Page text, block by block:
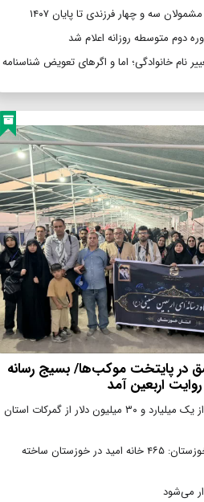
سه و چهار فرزندی تا پایان ۱۴۰۷
دوم متوسطه روزانه اعلام شد
نام خانوادگی؛ اما و اگرهای تعویض شناسنامه
در پایتخت موکب‌ها/ بسیج رسانه
اربعین آمد
صادرات غیرنفتی بیش از یک میلیارد و ۳۰ میلیون دلار از گمرکات استان
مدیر کل بنیاد مسکن خوزستان: ۴۶۵ خانه امید در خوزستان ساخته
می‌شود